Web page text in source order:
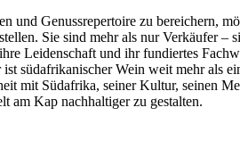
und Genussrepertoire zu bereichern,
Sie sind mehr als nur Verkäufer –
Leidenschaft und ihr fundiertes
ist südafrikanischer Wein weit mehr als
mit Südafrika, seiner Kultur, seinen
am Kap nachhaltiger zu gestalten.